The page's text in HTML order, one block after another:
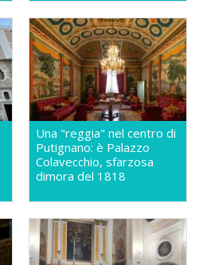
Una "reggia" nel centro di
Putignano: è Palazzo
Colavecchio, sfarzosa
dimora del 1818